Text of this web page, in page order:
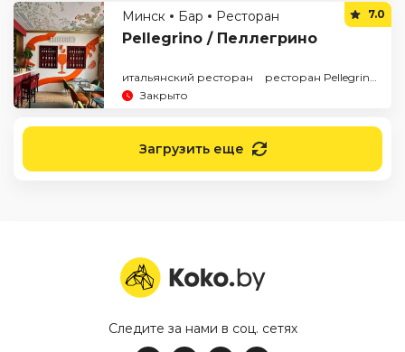
Минск Бар Ресторан
Pellegrino / Пеллегрино
7.0
итальянский ресторан
ресторан Pellegrino
Закрыто
Загрузить еще
Следите за нами в соц. сетях